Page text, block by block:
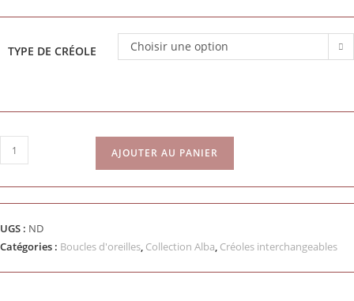
TYPE DE CRÉOLE Choisir une option
AJOUTER AU PANIER
UGS : ND
Catégories : Boucles d'oreilles, Collection Alba, Créoles interchangeables